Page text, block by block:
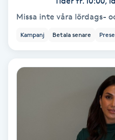
Fransborttagning
Fransfärgning
Fransförlängning
Missa inte våra lördags-
Kampanj Betala senare